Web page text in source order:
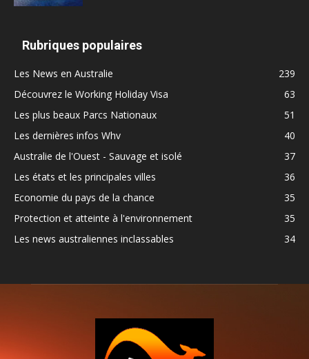
Rubriques populaires
Les News en Australie
239
Découvrez le Working Holiday Visa
63
Les plus beaux Parcs Nationaux
51
Les dernières infos Whv
40
Australie de l'Ouest - Sauvage et isolé
37
Les états et les principales villes
36
Economie du pays de la chance
35
Protection et atteinte à l'environnement
35
Les news australiennes inclassables
34